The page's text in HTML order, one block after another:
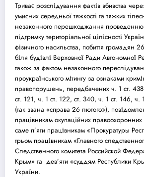
Триває розслідування фактів вбивства
умисних середньої тяжкості та тяжких
незаконного перешкоджання проведенню
підтримку територіальної цілісності
фізичного насильства, побиття громадян
біля будівлі Верховної Ради Автономної
також за фактом незаконного
проукраїнського мітингу за ознаками
правопорушень, передбачених ч. 1 ст.
ст. 121, ч. 1 ст. 122, ст. 340, ч. 1 ст. 146, ч.
(так звана «справа 26 лютого»),
працівникам окупаційних правоохоронних
саме п’яти працівникам «Прокуратуры
трьом працівникам «Главного
Следственного комитета Российской
Крым» та дев’яти «суддям Республики
України.